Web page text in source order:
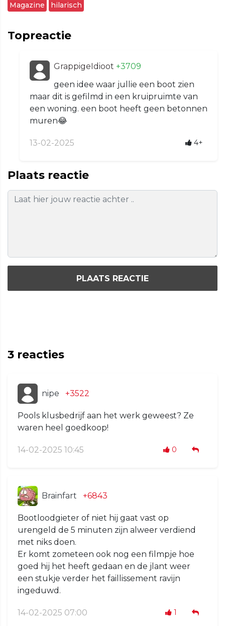
Magazine hilarisch
Topreactie
GrappigeIdioot +3709
geen idee waar jullie een boot zien
maar dit is gefilmd in een kruipruimte van
een woning. een boot heeft geen betonnen
muren😂
13-02-2025 4+
Plaats reactie
PLAATS REACTIE
3 reacties
nipe +3522
Pools klusbedrijf aan het werk geweest? Ze
waren heel goedkoop!
14-02-2025 10:45 0
Brainfart +6843
Bootloodgieter of niet hij gaat vast op
urengeld de 5 minuten zijn alweer verdiend
met niks doen.
Er komt zometeen ook nog een filmpje hoe
goed hij het heeft gedaan en de jlant weer
een stukje verder het faillissement ravijn
ingeduwd.
14-02-2025 07:00 1